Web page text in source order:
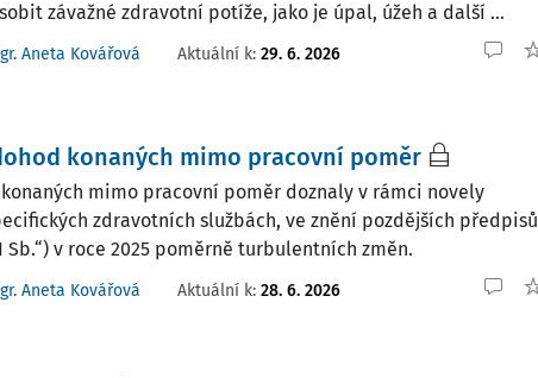
závažné zdravotní potíže, jako je úpal, úžeh a další ...
Aneta Kovářová Aktuální k: 29. 6. 2026
konaných mimo pracovní poměr
mimo pracovní poměr doznaly v rámci novely
zdravotních službách, ve znění pozdějších předpisů
Sb.“) v roce 2025 poměrně turbulentních změn.
Aneta Kovářová Aktuální k: 28. 6. 2026